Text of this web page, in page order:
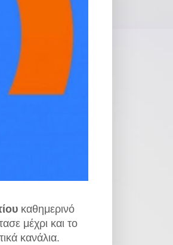
καθημερινό
μέχρι και το
κανάλια.